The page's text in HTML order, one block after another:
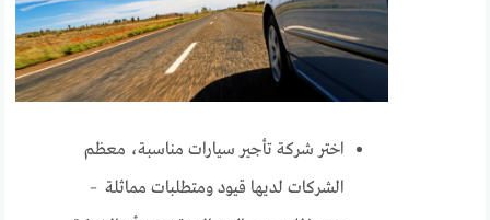
اختر شركة تأجير سيارات مناسبة، معظم
الشركات لديها قيود ومتطلبات مماثلة –